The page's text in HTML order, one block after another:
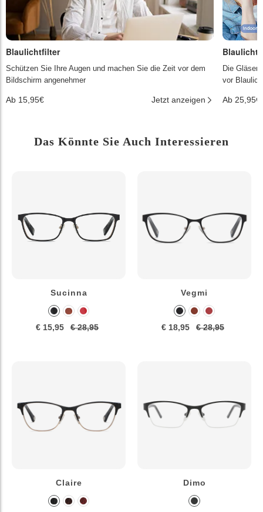
Blaulichtfilter
Schützen Sie Ihre Augen und machen Sie die Zeit vor dem
Bildschirm angenehmer
Ab 15,95€ Jetzt anzeigen
Die Gläser
vor
Ab 25,95€
Das Könnte Sie Auch Interessieren
Sucinna
€ 15,95 € 28,95
Vegmi
€ 18,95 € 28,95
Claire Dimo